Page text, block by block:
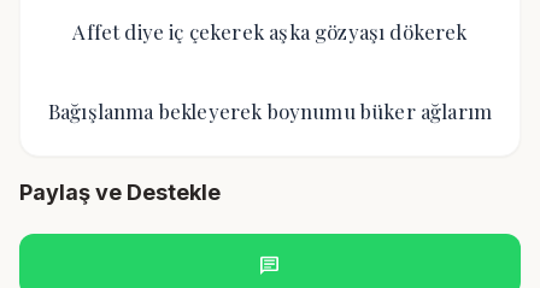
Affet diye iç çekerek aşka gözyaşı dökerek
Bağışlanma bekleyerek boynumu büker ağlarım
Paylaş ve Destekle
chat